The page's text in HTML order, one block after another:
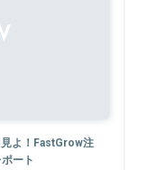
よ！FastGrow注
ート